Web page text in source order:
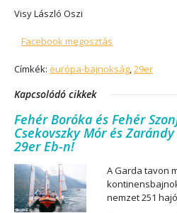
Visy László Oszi
Facebook megosztás
Címkék: európa-bajnokság,29er
Kapcsolódó cikkek
Fehér Boróka és Fehér
Csekovszky Mór és
29er Eb-n!
A Garda tavon
nemzet 251